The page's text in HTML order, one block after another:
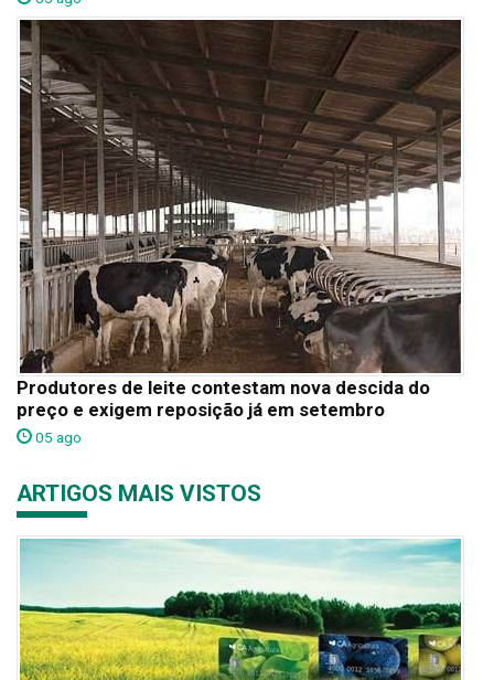
Produtores de leite contestam nova descida do
preço e exigem reposição já em setembro
05 ago
ARTIGOS MAIS VISTOS